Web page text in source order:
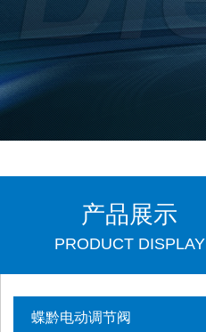
产品展示
PRODUCT DISPLAY
蝶黔电动调节阀